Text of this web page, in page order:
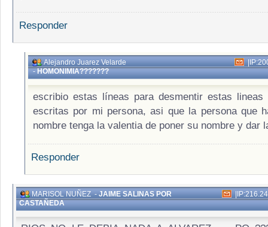
Responder
Alejandro Juarez Velarde
- HOMONIMIA???????
|
escribio estas líneas para desmentir estas
escritas por mi persona, asi que la persona que
nombre tenga la valentia de poner su nombre y dar
Responder
MARISOL NUÑEZ-JAIME SALINAS POR
CASTAÑEDA
|